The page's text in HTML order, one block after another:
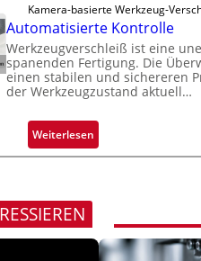
s
u
c
k
m
r
k
k
Kamera-basierte Werkzeug-
Automatisierte Kontrolle
Werkzeugverschleiß ist eine
spanenden Fertigung. Die
einen stabilen und sichereren
der Werkzeugzustand aktuell…
Weiterlesen:
A
a